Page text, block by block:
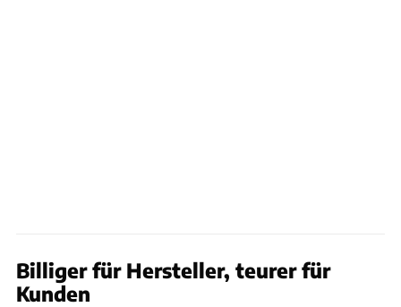
Billiger für Hersteller, teurer für
Kunden